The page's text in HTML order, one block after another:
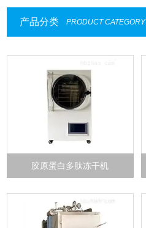
产品分类 PRODUCT CATEGORY
胶原蛋白多肽冻干机